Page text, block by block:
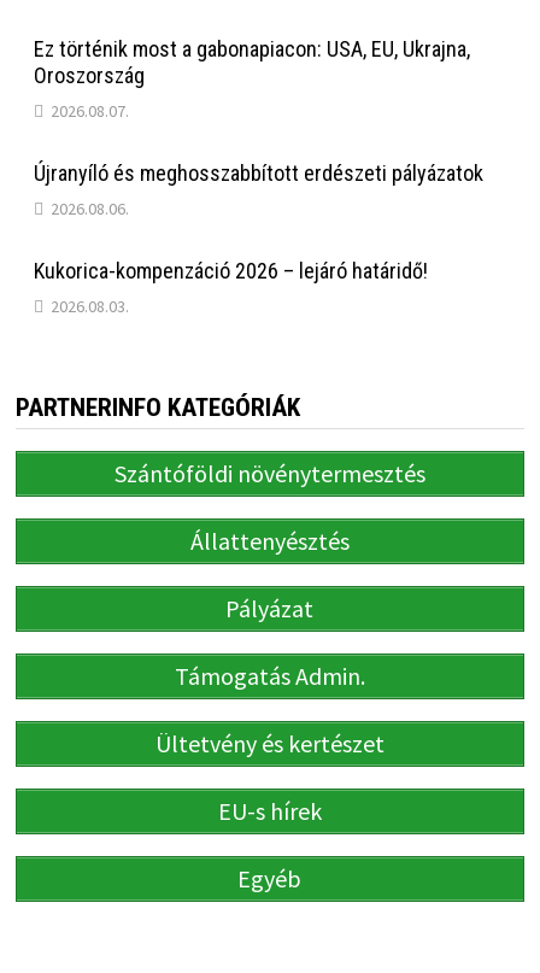
Ez történik most a gabonapiacon: USA, EU, Ukrajna,
Oroszország
2026.08.07.
Újranyíló és meghosszabbított erdészeti pályázatok
2026.08.06.
Kukorica-kompenzáció 2026 – lejáró határidő!
2026.08.03.
PARTNERINFO KATEGÓRIÁK
Szántóföldi növénytermesztés
Állattenyésztés
Pályázat
Támogatás Admin.
Ültetvény és kertészet
EU-s hírek
Egyéb